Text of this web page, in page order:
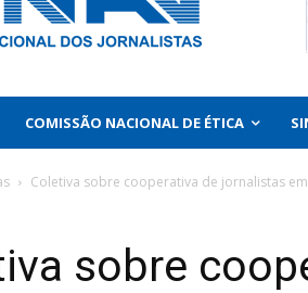
COMISSÃO NACIONAL DE ÉTICA
Coletiva sobre cooperativa de jornalistas
sobre